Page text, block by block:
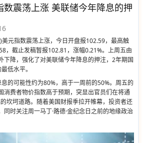
数震荡上涨 美联储今年降息的押
美元指数震荡上涨，今日开盘报102.59，最高触
，截止发稿暂报102.81，涨幅0.21%。上周五由
下降，强化了对美联储今年降息的押注，2年期国
低水平。
的可能性约为80%，高于一周前的50%。周五的
消费者物价指数高于预期，突显出官员们在将通
坎坷道路。随着美国财报季拉开帷幕，投资者还
时关注周一马丁·路德·金纪念日之前的地缘政治